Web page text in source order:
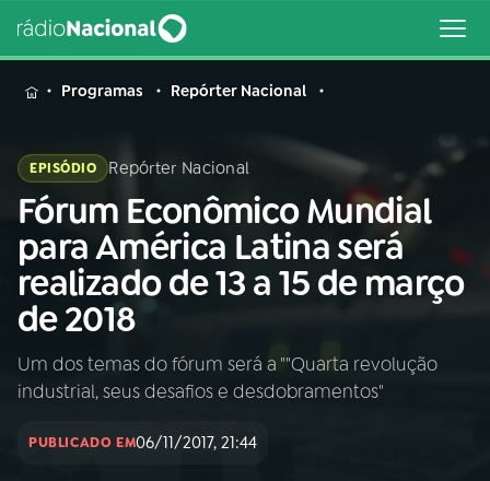
MENU
Buscar
na
Rádio
Nacional
Buscar
01INÍCIO
Programas Repórter Nacional
EPISÓDIO Repórter Nacional
Fórum Econômico Mundial
para América Latina será
realizado de 13 a 15 de março
de 2018
Um dos temas do fórum será a ""Quarta revolução
industrial, seus desafios e desdobramentos"
PUBLICADO EM06/11/2017, 21:44